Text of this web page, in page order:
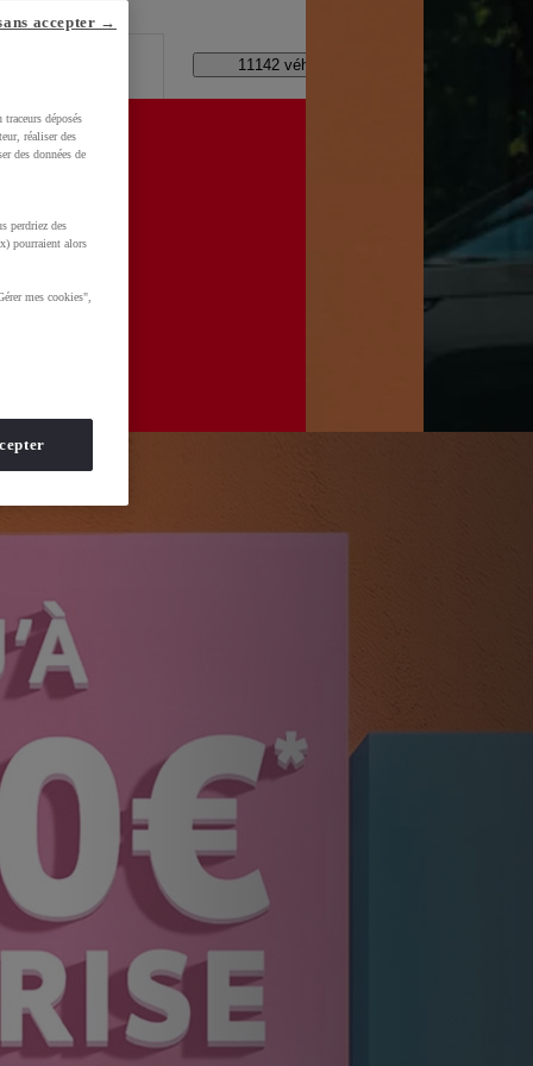
?
11142 véhicules disponibles
aVDI8UPDjklX-0hMNvj6Hr03teIhoCskwQAvD_BwE&gbraid=0AAAAADMU_rPROFq2-
déposés
réaliser des
des données de
perdriez des
pourraient alors
mes cookies",
accepter →